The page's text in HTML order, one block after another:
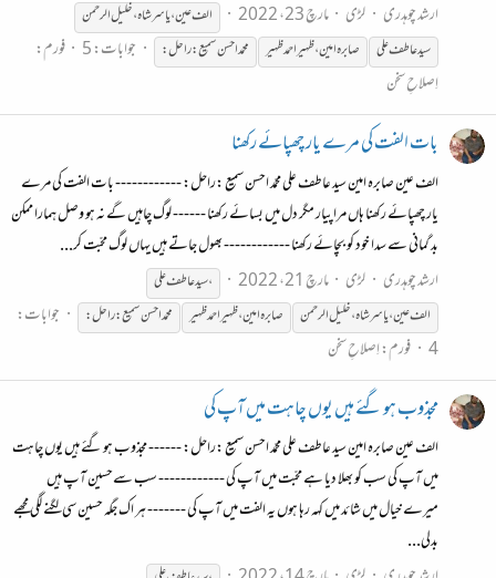
ارشد چوہدری
لڑی مارچ 23، 2022
الف عین ، یاسر شاہ ، خلیل الرحمن
سید عاطف علی
صابرہامین،ظہیراحمدظہیر محمّد احسن سمیع :راحل: جوابات: 5
فورم:
اِصلاحِ سخن
بات الفت کی مرے یار چھپائے رکھنا
الف عین صابرہ امین سید عاطف علی محمّد احسن سمیع :راحل: ------------ بات الفت کی مرے
یار چھپائے رکھنا ہاں مرا پیار مگر دل میں بسائے رکھنا ------ لوگ چاہیں گے نہ ہو وصل ہمارا ممکن
بد گمانی سے سدا خود کو بچائے رکھنا ------------ بھول جاتے ہیں یہاں لوگ محبّت کر...
ارشد چوہدری
لڑی مارچ 21، 2022
، سید عاطف علی
الف عین ، یاسر شاہ ، خلیل الرحمن
صابرہامین،ظہیراحمدظہیر محمّد احسن سمیع :راحل:
جوابات:
4 فورم:اِصلاحِ سخن
مجذوب ہو گئے ہیں یوں چاہت میں آپ کی
الف عین صابرہ امین سید عاطف علی محمّد احسن سمیع :راحل: ------ مجذوب ہو گئے ہیں یوں چاہت
میں آپ کی سب کو بھلا دیا ہے محبّت میں آپ کی ------------ سب سےحسین آپ ہیں
میرے خیال میں شائد میں کہہ رہا ہوں یہ الفت میں آپ کی ------- ہر اک جگہ حسین سی لگنے لگی مجھے
بدلی...